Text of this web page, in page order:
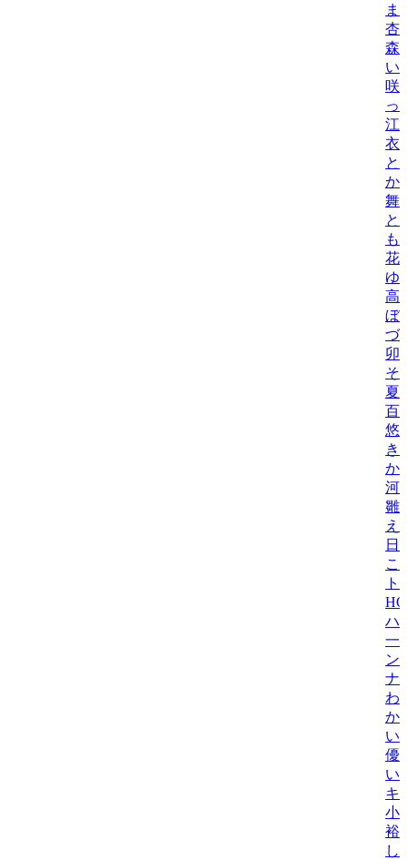
ま
杏/
森
い
咲
っ
江
衣
と
か/
舞/
と
も
花
ゆ
高
ぼ
づ
卯
そ
夏
百/
悠/
き
か/
河
雛
え
日
こ
ト
ハ
一/
ン
ナ
わ
か/
い
優
い
キ
小
裕
し